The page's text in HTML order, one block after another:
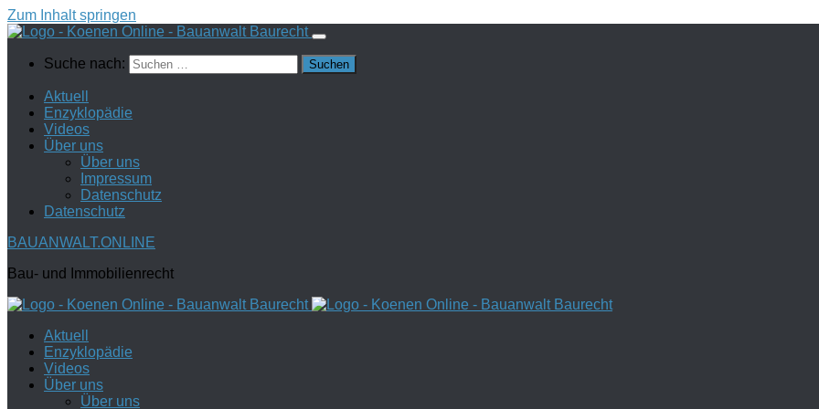
Zum Inhalt springen
Suche nach:
Aktuell
Enzyklopädie
Videos
Über uns
Über uns
Impressum
Datenschutz
Datenschutz
BAUANWALT.ONLINE
Bau- und Immobilienrecht
Aktuell
Enzyklopädie
Videos
Über uns
Über uns